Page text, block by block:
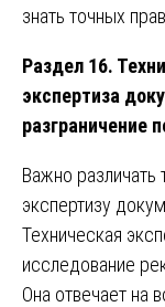
знать точных
Раздел 16.
экспертиза
разграничение
Важно различать
экспертизу
Техническая
исследование
Она отвечает на